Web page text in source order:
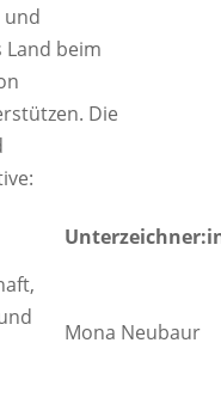
und
Land beim
Die
Mona Neubaur